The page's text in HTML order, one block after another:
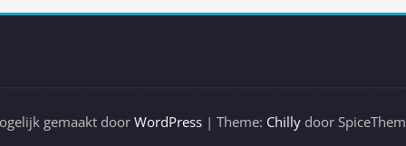
gemaakt doorWordPress| Theme: Chillydoor